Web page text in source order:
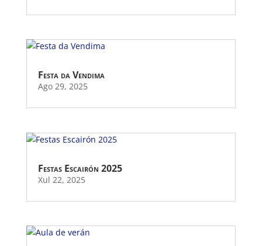
Festa da Vendima
Ago 29, 2025
Festas Escairón 2025
Xul 22, 2025